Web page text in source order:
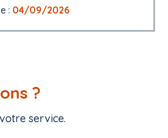
: 04/09/2026
?
service.